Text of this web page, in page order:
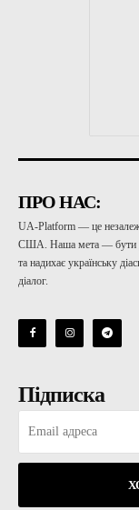
ПРО НАС:
UA-Platform — це
США. Наша мета — бути
та надихає українську
діалог.
Підписка